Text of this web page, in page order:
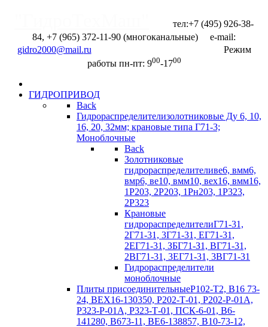
тел:+7 (495) 926-38-
84, +7 (965) 372-11-90 (многоканальные) e-mail:
Режим
работы пн-пт: 900-1700
ГИДРОПРИВОД
Back
Гидрораспределителизолотниковые Ду 6, 10,
16, 20, 32мм; крановые типа Г71-3;
Моноблочные
Back
Золотниковые
гидрораспределителиве6, вмм6,
вмр6, ве10, вмм10, вех16, вмм16,
1Р203, 2Р203, 1Рн203, 1Р323,
2Р323
Крановые
гидрораспределителиГ71-31,
2Г71-31, 3Г71-31, ЕГ71-31,
2ЕГ71-31, ЗБГ71-З1, ВГ71-31,
2ВГ71-31, 3EГ71-31, 3BГ71-31
Гидрораспределители
моноблочные
Плиты присоединительныеР102-Т2, В16 73-
24, ВЕХ16-130350, Р202-Т-01, Р202-Р-01А,
Р323-Р-01А, Р323-Т-01, ПСК-6-01, В6-
141280, В673-11, ВЕ6-138857, В10-73-12,